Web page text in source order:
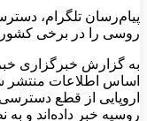
پیام‌رسان تلگرام،
روسی را در برخی
به گزارش خبرگزاری
اساس اطلاعات منتشر
اروپایی از قطع
روسیه خبر داده‌اند و به